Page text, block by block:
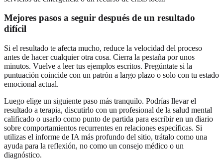
Mejores pasos a seguir después de un resultado
difícil
Si el resultado te afecta mucho, reduce la velocidad del proceso
antes de hacer cualquier otra cosa. Cierra la pestaña por unos
minutos. Vuelve a leer tus ejemplos escritos. Pregúntate si la
puntuación coincide con un patrón a largo plazo o solo con tu estado
emocional actual.
Luego elige un siguiente paso más tranquilo. Podrías llevar el
resultado a terapia, discutirlo con un profesional de la salud mental
calificado o usarlo como punto de partida para escribir en un diario
sobre comportamientos recurrentes en relaciones específicas. Si
utilizas el informe de IA más profundo del sitio, trátalo como una
ayuda para la reflexión, no como un consejo médico o un
diagnóstico.